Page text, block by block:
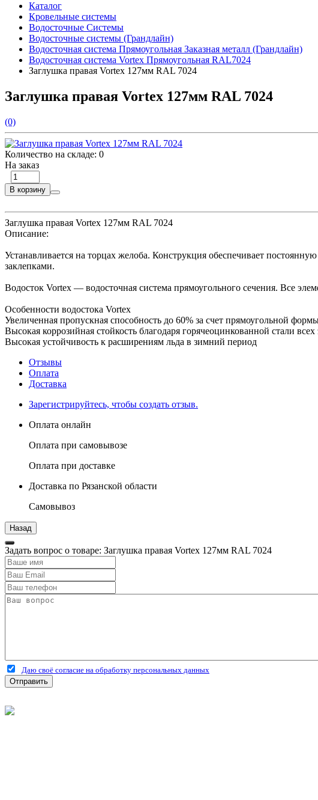
Каталог
Кровельные системы
Водосточные Системы
Водосточные системы (Грандлайн)
Водосточная система Прямоугольная Заказная металл (Грандлайн)
Водосточная система Vortex Прямоугольная RAL7024
Заглушка правая Vortex 127мм RAL 7024
Заглушка правая Vortex 127мм RAL 7024
(0)
Количество на складе: 0
На заказ
В корзину
Заглушка правая Vortex 127мм RAL 7024
Описание:
Устанавливается на торцах желоба. Конструкция обеспечивает
заклепками.
Водосток Vortex — водосточная система прямоугольного сечения. Все
Особенности водостока Vortex
Увеличенная пропускная способность до 60% за счет прямоугольной
Высокая коррозийная стойкость благодаря горячеоцинкованной стали всех
Высокая устойчивость к расширениям льда в зимний период
Отзывы
Оплата
Доставка
Зарегистрируйтесь, чтобы создать отзыв.
Оплата онлайн
Оплата при самовывозе
Оплата при доставке
Доставка по Рязанской области
Самовывоз
Задать вопрос о товаре: Заглушка правая Vortex 127мм RAL 7024
Даю своё согласие на обработку персональных данных
Отправить